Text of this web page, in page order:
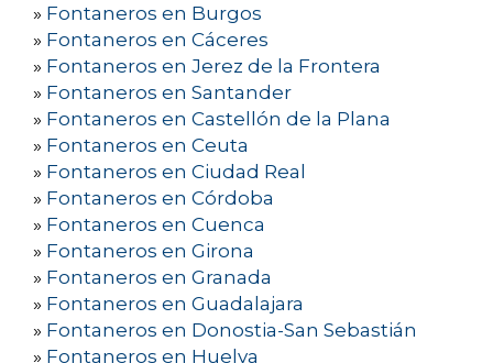
» Fontaneros en Burgos
» Fontaneros en Cáceres
» Fontaneros en Jerez de la Frontera
» Fontaneros en Santander
» Fontaneros en Castellón de la Plana
» Fontaneros en Ceuta
» Fontaneros en Ciudad Real
» Fontaneros en Córdoba
» Fontaneros en Cuenca
» Fontaneros en Girona
» Fontaneros en Granada
» Fontaneros en Guadalajara
» Fontaneros en Donostia-San Sebastián
» Fontaneros en Huelva